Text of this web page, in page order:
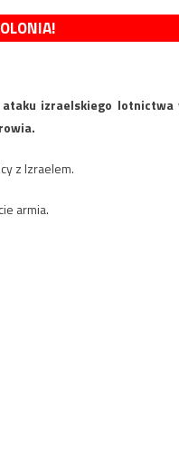
izraelskiego lotnictwa
z Izraelem.
armia.